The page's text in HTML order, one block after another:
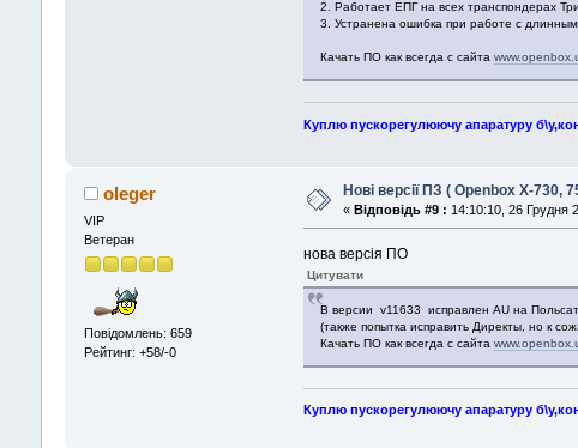
2. Работает ЕПГ на всех транспондерах
3. Устранена ошибка при работе с
Качать ПО как всегда с сайта
Куплю пускорегулюючу апаратуру
oleger
VIP
Ветеран
Повідомлень: 659
Рейтинг: +58/-0
Нові версії ПЗ ( Openbox X-730,
« Відповідь #9 : 14:10:10, 26 Грудня
нова версія ПО
Цитувати
В версии v11633 исправлен AU на
(также попытка исправить Директы, но к
Качать ПО как всегда с сайта
Куплю пускорегулюючу апаратуру